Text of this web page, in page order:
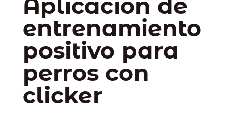
entrenamiento
positivo para
perros con
clicker